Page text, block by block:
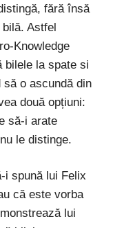
fără însă
Astfel
Knowledge
bilele la spate si
o ascundă din
două opțiuni:
să-i arate
le distinge.
i spună lui Felix
că este vorba
lui